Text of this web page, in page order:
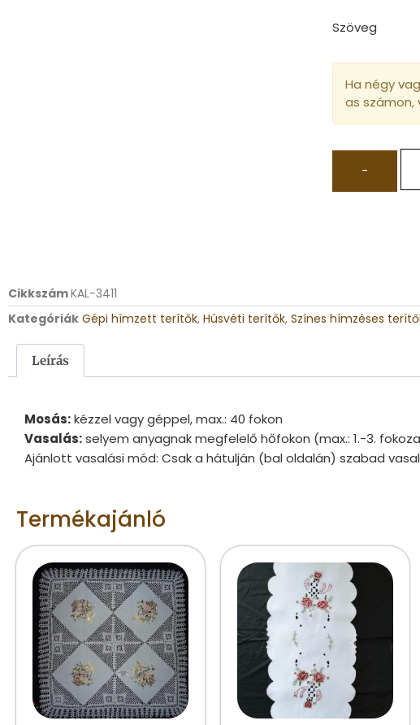
Szöveg
Ha négy
as számon,
-
CikkszámKAL-3411
Kategóriák Gépi hímzett terítők, Húsvéti terítők, Színes hímzéses
Leírás
Mosás:kézzel vagy géppel, max.: 40 fokon
Vasalás:selyem anyagnak megfelelő hőfokon (max.: 1.-3.
Ajánlott vasalási mód: Csak a hátulján (bal oldalán) szabad
Termékajánló